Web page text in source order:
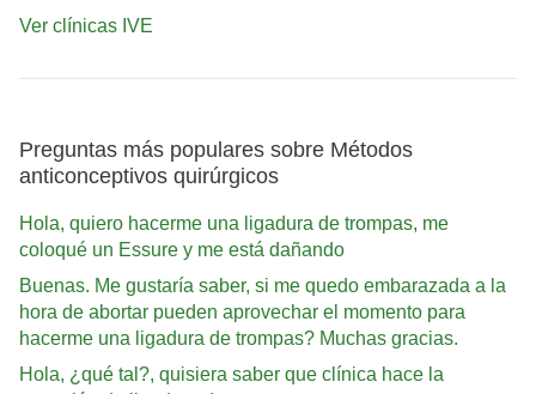
Ver clínicas IVE
Preguntas más populares sobre Métodos
anticonceptivos quirúrgicos
Hola, quiero hacerme una ligadura de trompas, me
coloqué un Essure y me está dañando
Buenas. Me gustaría saber, si me quedo embarazada a la
hora de abortar pueden aprovechar el momento para
hacerme una ligadura de trompas? Muchas gracias.
Hola, ¿qué tal?, quisiera saber que clínica hace la